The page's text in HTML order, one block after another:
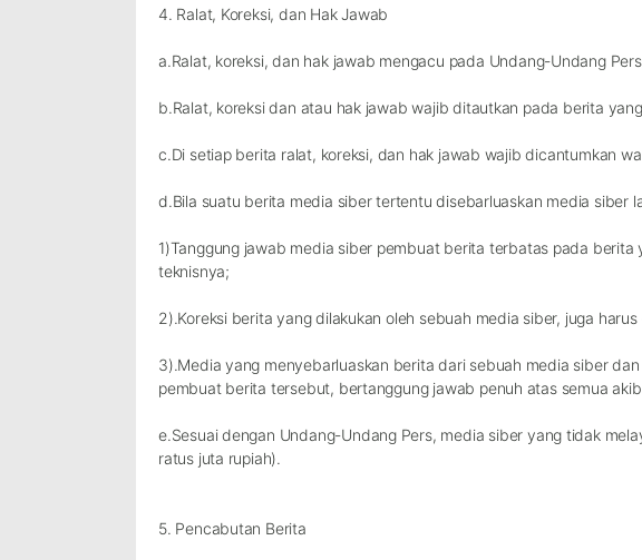
4. Ralat, Koreksi, dan Hak Jawab
a.Ralat, koreksi, dan hak jawab mengacu pada Undang-Undang
b.Ralat, koreksi dan atau hak jawab wajib ditautkan pada berita
c.Di setiap berita ralat, koreksi, dan hak jawab wajib dicantumkan
d.Bila suatu berita media siber tertentu disebarluaskan media siber
1)Tanggung jawab media siber pembuat berita terbatas pada
teknisnya;
2).Koreksi berita yang dilakukan oleh sebuah media siber, juga
3).Media yang menyebarluaskan berita dari sebuah media siber
pembuat berita tersebut, bertanggung jawab penuh atas semua
e.Sesuai dengan Undang-Undang Pers, media siber yang tidak
ratus juta rupiah).
5. Pencabutan Berita